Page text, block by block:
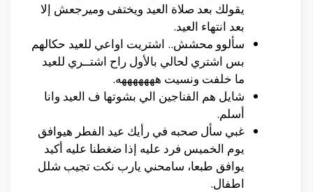
يقولك بعد صلاة العيد ويختفى وميرجعش إلا
بعد انتهاء العيد.
ﺳﺄﻟﻮﻭ ﻣﺤﺸﺶ.. اﺷﺘﺮﻳﺖ اﻭاﻋﻲ ﻟﻠﻌﻴﺪ ﺣﻜﺎﻟﻬﻢ
ﺑﺲ اﺷﺘﺮﻱ ﻟﺤﺎﻟﻲ ﺑﺎﻷﻭﻝ راح اشتــﺮﻱ ﻟﻠﻌﻴﺪ
ما خلفت ونسيت هههههههه.
شايل هم الفناجين الي بشوتها ف العيد وانا
أسلم.
غبي سأل صحبه في رأيك عيد الفطر هيوافق
يوم الخميس فرد عليه إذا ضغطنا عليه أكيد
يوافق طبعا، سامحني يارب نكت تجيب شلل
اطفال.